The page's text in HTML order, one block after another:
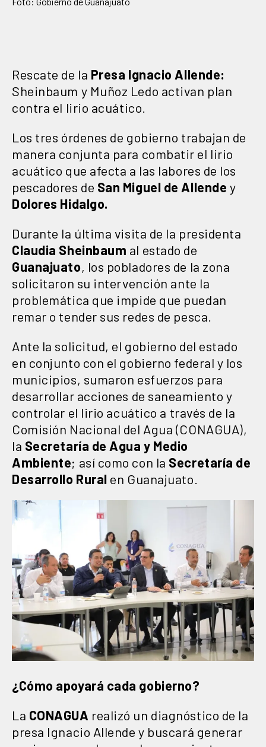
Rescate de la Presa Ignacio Allende:
Sheinbaum y Muñoz Ledo activan plan
contra el lirio acuático.
Los tres órdenes de gobierno trabajan de
manera conjunta para combatir el lirio
acuático que afecta a las labores de los
pescadores de San Miguel de Allende y
Dolores Hidalgo.
Durante la última visita de la presidenta
Claudia Sheinbaum al estado de
Guanajuato, los pobladores de la zona
solicitaron su intervención ante la
problemática que impide que puedan
remar o tender sus redes de pesca.
Ante la solicitud, el gobierno del estado
en conjunto con el gobierno federal y los
municipios, sumaron esfuerzos para
desarrollar acciones de saneamiento y
controlar el lirio acuático a través de la
Comisión Nacional del Agua (CONAGUA),
la Secretaría de Agua y Medio
Ambiente; así como con la Secretaría de
Desarrollo Rural en Guanajuato.
¿Cómo apoyará cada gobierno?
La CONAGUA realizó un diagnóstico de la
presa Ignacio Allende y buscará generar